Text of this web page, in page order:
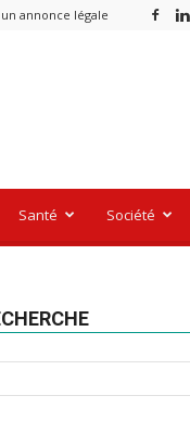
annonce légale
Santé Société